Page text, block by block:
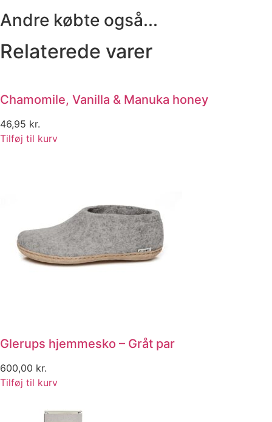
Andre købte også...
Relaterede varer
Chamomile, Vanilla & Manuka honey
46,95 kr.
Tilføj til kurv
Glerups hjemmesko – Gråt par
600,00 kr.
Tilføj til kurv